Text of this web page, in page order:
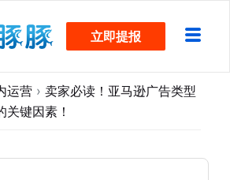
立即提报
运营 › 卖家必读！亚马逊广告类型
键因素！